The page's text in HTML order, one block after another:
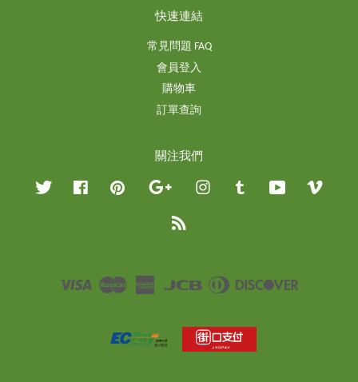
快速連結
常見問題 FAQ
會員登入
購物車
訂單查詢
關注我們
Twitter Facebook Pinterest Google InstagramTumblr YouTube
Visa Master
American
JCB
Diners